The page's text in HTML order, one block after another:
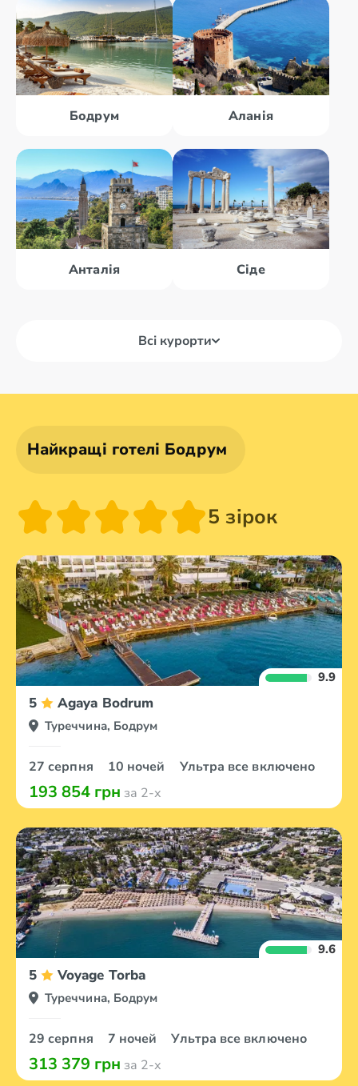
Бодрум Аланія
Анталія Сіде
Всі курорти
Аланія
Анкара
Анталія
Найкращі готелі Бодрум
5 зірок
9.9
5 Agaya Bodrum
Туреччина, Бодрум
27 серпня 10 ночей Ультра все включено
193 854 грн за 2-х
9.6
5 Voyage Torba
Туреччина, Бодрум
29 серпня 7 ночей Ультра все включено
313 379 грн за 2-х